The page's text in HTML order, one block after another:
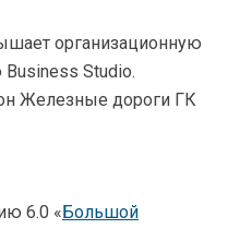
организационную
Studio.
Железные дороги ГК
6.0 «Большой